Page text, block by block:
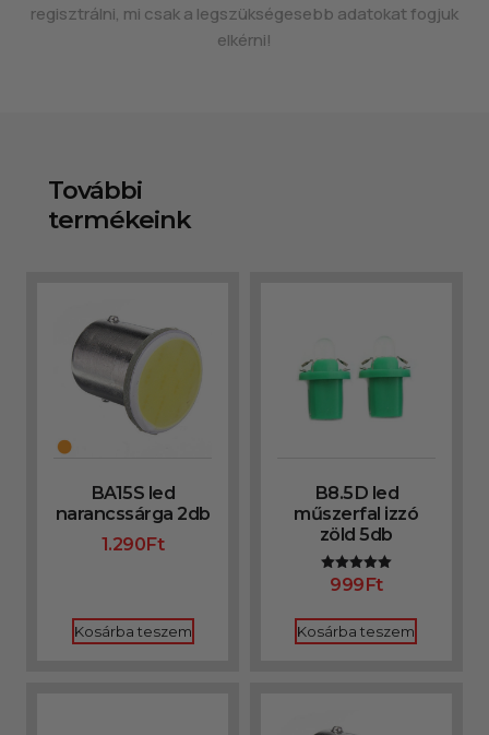
regisztrálni, mi csak a legszükségesebb adatokat fogjuk
elkérni!
További
termékeink
BA15S led
narancssárga 2db
1.290Ft
Kosárba teszem
B8.5D led
műszerfal izzó
zöld 5db
Értékelés:
5.00
999Ft
Kosárba teszem